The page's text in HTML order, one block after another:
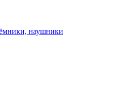
наушники